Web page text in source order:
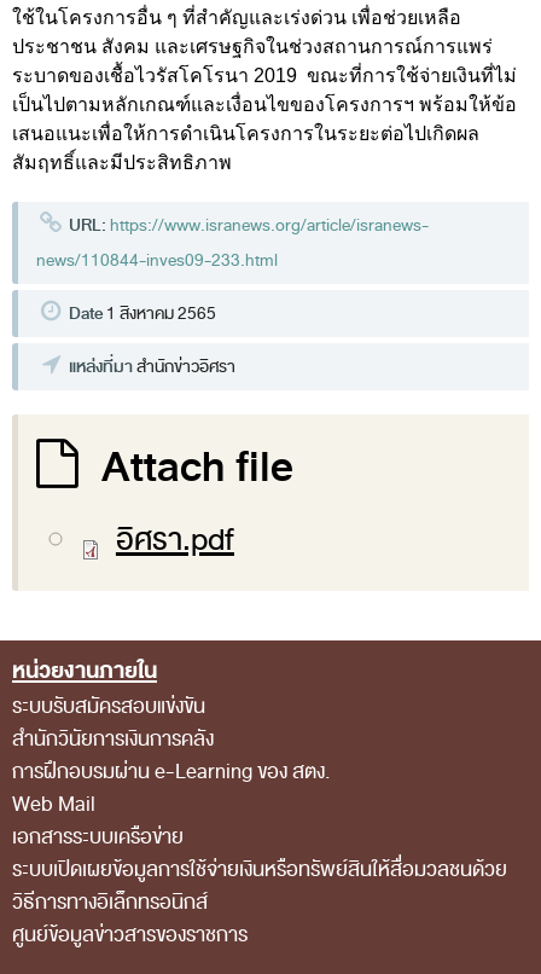
ที่ปรึกษาประจำสำนักงาน
ผู้บริหารเทคโนโลยีสารสนเทศระดับสูง (CIO)
หน้าที่และอำนาจ และการแบ่งส่วนราชการ
หน้าที่และอำนาจ
ภาพรวม
ส่วนภูมิภาค
คณะกรรมการตรวจสอบของสำนักงานการตรวจเงิน
โครงสร้างคณะกรรมการตรวจสอบ
เอกสารที่เกี่ยวข้องกับคณะกรรมการตรวจสอบ
คณะกรรมการมาตรฐานจริยธรรมของเจ้าหน้าที่และ
เอกสารที่เกี่ยวข้อง
ตราสัญลักษณ์ สตง.
ผลการตรวจสอบ
ผลการตรวจสอบที่สำคัญ
สถิติการตรวจสอบรายงานการเงิน
ข้อมูลสาธารณะ
ข่าวสารการจัดซื้อจัดจ้างของ สตง.
ใช้ในโครงการอื่น ๆ ที่สำคัญและเร่งด่วน เพื่อช่วยเหลือ
ประชาชน สังคม และเศรษฐกิจในช่วงสถานการณ์การแพร่
ระบาดของเชื้อไวรัสโคโรนา 2019 ขณะที่การใช้จ่ายเงินที่ไม่
เป็นไปตามหลักเกณฑ์และเงื่อนไขของโครงการฯ พร้อมให้ข้อ
เสนอแนะเพื่อให้การดำเนินโครงการในระยะต่อไปเกิดผล
สัมฤทธิ์และมีประสิทธิภาพ
URL: https://www.isranews.org/article/isranews-
news/110844-inves09-233.html
Date1 สิงหาคม 2565
แหล่งที่มาสำนักข่าวอิศรา
Attach file
อิศรา.pdf
Footer Menu
หน่วยงานภายใน
ระบบรับสมัครสอบแข่งขัน
สำนักวินัยการเงินการคลัง
การฝึกอบรมผ่าน e-Learning ของ สตง.
Web Mail
เอกสารระบบเครือข่าย
ระบบเปิดเผยข้อมูลการใช้จ่ายเงินหรือทรัพย์สินให้สื่อมวลชนด้วย
วิธีการทางอิเล็กทรอนิกส์
ศูนย์ข้อมูลข่าวสารของราชการ